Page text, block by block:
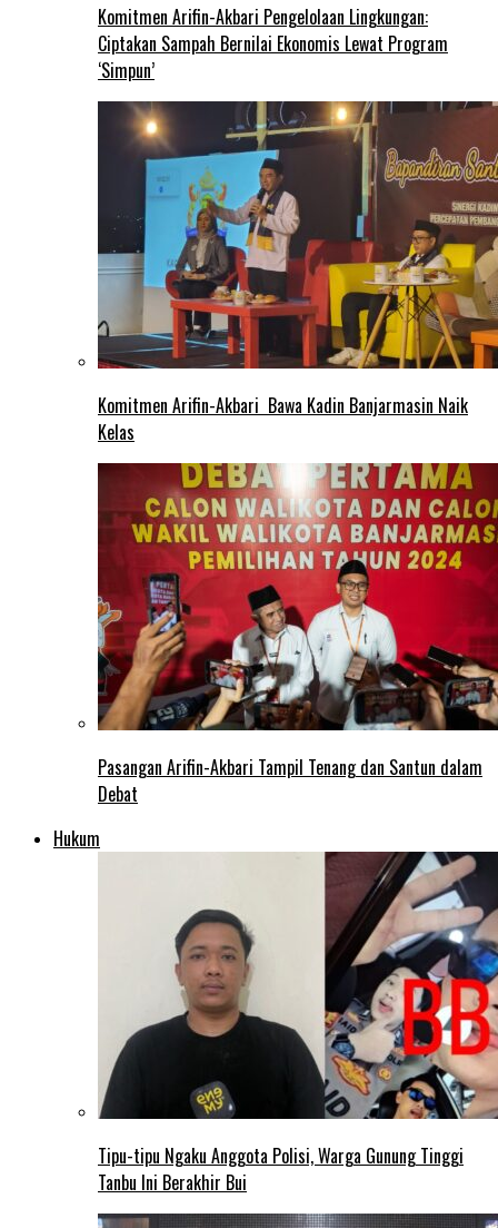
Komitmen Arifin-Akbari Pengelolaan Lingkungan:
Ciptakan Sampah Bernilai Ekonomis Lewat Program
‘Simpun’
Komitmen Arifin-Akbari Bawa Kadin Banjarmasin Naik
Kelas
Pasangan Arifin-Akbari Tampil Tenang dan Santun dalam
Debat
Hukum
Tipu-tipu Ngaku Anggota Polisi, Warga Gunung Tinggi
Tanbu Ini Berakhir Bui